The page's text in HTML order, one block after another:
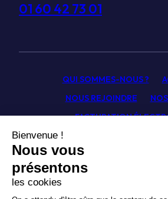
01 60 42 73 01
QUI SOMMES-NOUS ?
NOUS REJOINDRE
FACTURATION
SIMULATEURS
Facebook